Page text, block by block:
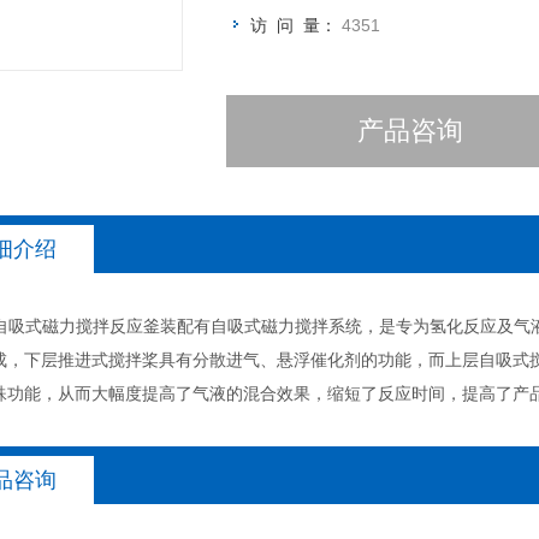
访 问 量： 4351
产品咨询
介绍
吸式磁力搅拌反应釜装配有自吸式磁力搅拌系统，是专为氢化反应及
，下层推进式搅拌桨具有分散进气、悬浮催化剂的功能，而上层自吸
功能，从而大幅度提高了气液的混合效果，缩短了反应时间，提高了
咨询